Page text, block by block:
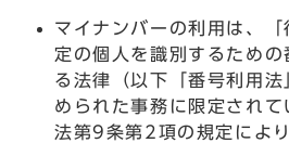
マイナンバーの利用は、
定の個人を識別するための
る法律（以下「番号利用
められた事務に限定されて
法第9条第2項の規定によ